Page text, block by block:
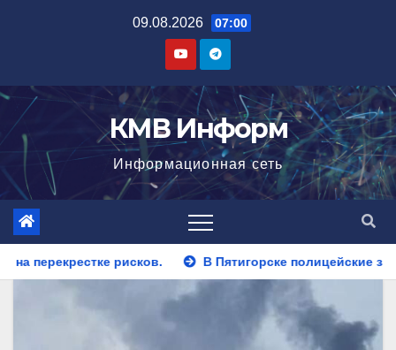
09.08.2026 07:00
КМВ Информ
Информационная сеть
В Пятигорске полицейские задержали закладчика,